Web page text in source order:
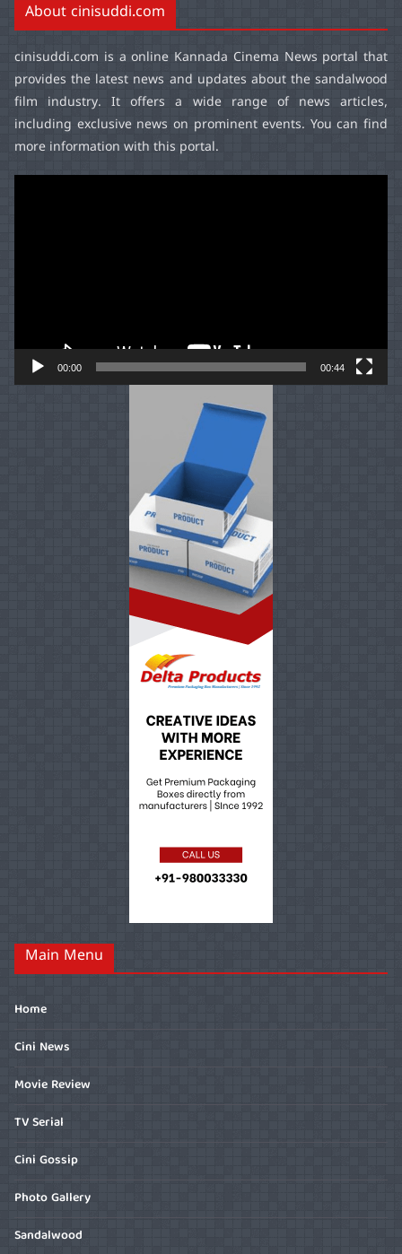
About cinisuddi.com
cinisuddi.com is a online Kannada Cinema News portal that
provides the latest news and updates about the sandalwood
film industry. It offers a wide range of news articles,
including exclusive news on prominent events. You can find
more information with this portal.
00:00 00:44
Main Menu
Home
Cini News
Movie Review
TV Serial
Cini Gossip
Photo Gallery
Sandalwood